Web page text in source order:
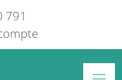
791